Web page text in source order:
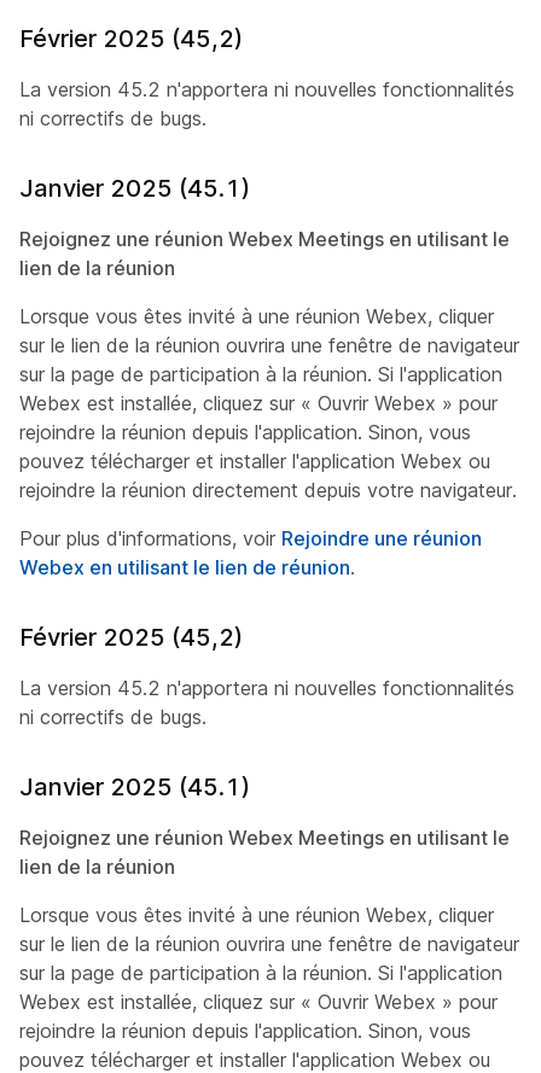
Février 2025 (45,2)
La version 45.2 n'apportera ni nouvelles fonctionnalités
ni correctifs de bugs.
Janvier 2025 (45.1)
Rejoignez une réunion Webex Meetings en utilisant le
lien de la réunion
Lorsque vous êtes invité à une réunion Webex, cliquer
sur le lien de la réunion ouvrira une fenêtre de navigateur
sur la page de participation à la réunion. Si l'application
Webex est installée, cliquez sur « Ouvrir Webex » pour
rejoindre la réunion depuis l'application. Sinon, vous
pouvez télécharger et installer l'application Webex ou
rejoindre la réunion directement depuis votre navigateur.
Pour plus d'informations, voir Rejoindre une réunion
Webex en utilisant le lien de réunion.
Février 2025 (45,2)
La version 45.2 n'apportera ni nouvelles fonctionnalités
ni correctifs de bugs.
Janvier 2025 (45.1)
Rejoignez une réunion Webex Meetings en utilisant le
lien de la réunion
Lorsque vous êtes invité à une réunion Webex, cliquer
sur le lien de la réunion ouvrira une fenêtre de navigateur
sur la page de participation à la réunion. Si l'application
Webex est installée, cliquez sur « Ouvrir Webex » pour
rejoindre la réunion depuis l'application. Sinon, vous
pouvez télécharger et installer l'application Webex ou